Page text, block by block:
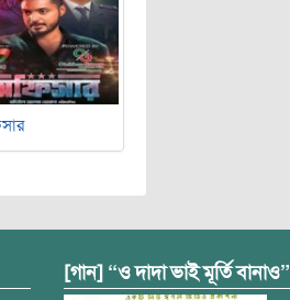
[গান] “ও দাদা ভাই মূর্তি বানাও”